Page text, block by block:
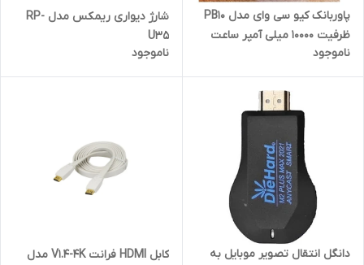
پاوربانک کیو سی وای مدل PB10
ظرفیت 10000 میلی آمپر ساعت
ناموجود
شارژ دیواری ریمکس مدل RP-
U35
ناموجود
دانگل انتقال تصویر موبایل به
کابل HDMI فرانت V1.4-4K مدل